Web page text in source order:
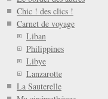
Chic ! des clics !
Carnet de voyage
Liban
Philippines
Libye
Lanzarotte
La Sauterelle